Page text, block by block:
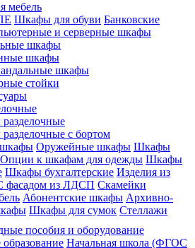
мебель
Шкафы для обуви Банковские
и серверные шкафы
шкафы
шкафы
шкафы
стойки
с бортом
Оружейные шкафы Шкафы
Опции к шкафам для одежды Шкафы
Шкафы бухгалтерские Изделия из
фасадом из ЛДСП Скамейки
Абонентские шкафы Архивно-
Шкафы для сумок Стеллажи
пособия и оборудование
Начальная школа (ФГОС